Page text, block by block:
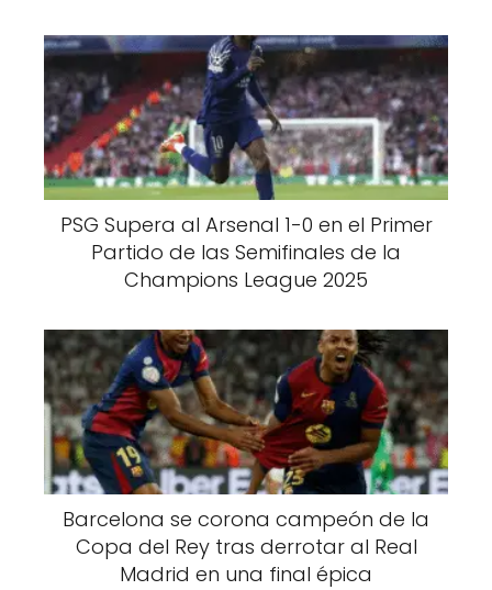
PSG Supera al Arsenal 1-0 en el Primer
Partido de las Semifinales de la
Champions League 2025
Barcelona se corona campeón de la
Copa del Rey tras derrotar al Real
Madrid en una final épica